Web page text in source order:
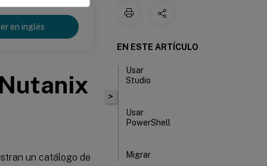
en inglés
un catálogo de
>
EN ESTE ARTÍCULO
Usar
Studio
Usar
PowerShell
Migrar